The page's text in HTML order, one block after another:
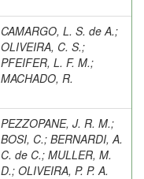
CAMARGO, L. S. de A.;
OLIVEIRA, C. S.;
PFEIFER, L. F. M.;
MACHADO, R.
PEZZOPANE, J. R. M.;
BOSI, C.; BERNARDI, A.
C. de C.; MULLER, M.
D.; OLIVEIRA, P. P. A.